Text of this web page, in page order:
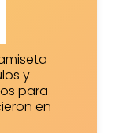
y
para
en